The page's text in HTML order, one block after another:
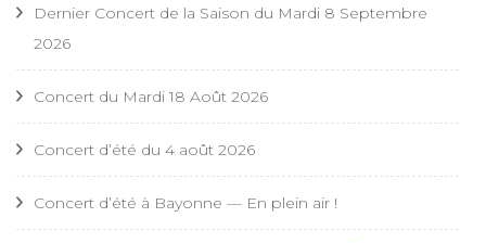
Dernier Concert de la Saison du Mardi 8 Septembre
2026
Concert du Mardi 18 Août 2026
Concert d’été du 4 août 2026
Concert d’été à Bayonne — En plein air !